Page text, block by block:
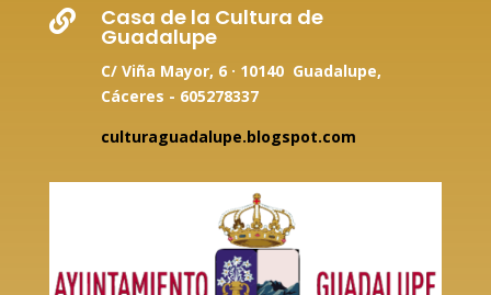
 Casa de la Cultura de
Guadalupe
C/ Viña Mayor, 6 · 10140 Guadalupe,
Cáceres - 605278337
culturaguadalupe.blogspot.com